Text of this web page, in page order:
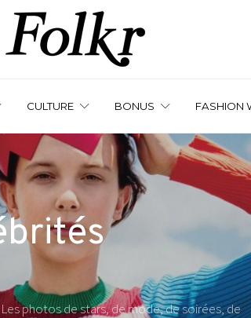
CULTURE BONUS FASHION
photos de stars, de mode, de soirées, de